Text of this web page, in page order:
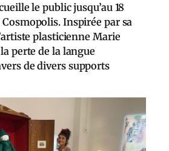
le public jusqu’au 18
Cosmopolis. Inspirée par sa
plasticienne Marie
perte de la langue
de divers supports